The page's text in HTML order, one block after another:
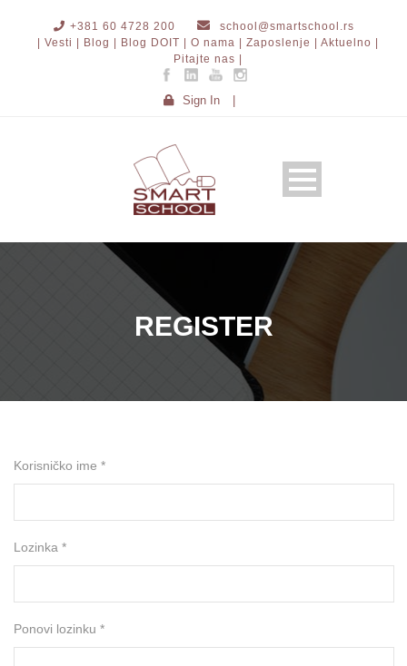
+381 60 4728 200
school@smartschool.rs
| Vesti |
Blog | Blog DOIT | O nama | Zaposlenje |
Aktuelno |
Pitajte nas |
Sign In
REGISTER
Korisničko ime *
Lozinka *
Ponovi lozinku *